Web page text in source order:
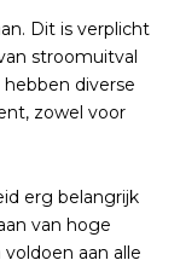
Dit is verplicht
stroomuitval
diverse
zowel voor
erg belangrijk
van hoge
aan alle